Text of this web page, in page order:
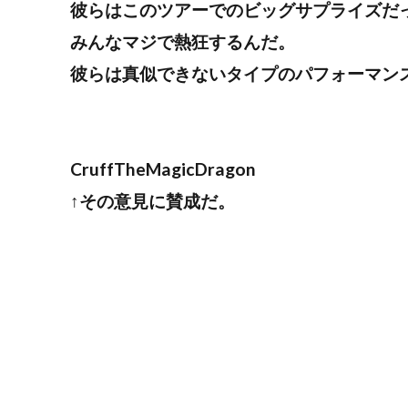
彼らはこのツアーでのビッグサプライズだ
みんなマジで熱狂するんだ。
彼らは真似できないタイプのパフォーマン
CruffTheMagicDragon
↑その意見に賛成だ。